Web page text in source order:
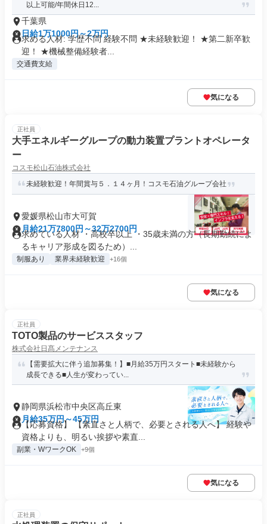
以上可能/年間休日12...
千葉県
日給1万1000円～2万円
求める人材: 学歴不問 経験不問 ★未経験歓迎！ ★第二新卒歓
迎！ ★機械整備経験者...
交通費支給
気になる
正社員
大手エネルギーグループの動力装置プラントオペレータ
ー
コスモ松山石油株式会社
未経験歓迎！年間賞与５．１４ヶ月！コスモ石油グループ会社
愛媛県松山市大可賀
月給21万7800円～32万2700円
求めている人材 ・高校卒以上 ・35歳未満の方（長期勤続によ
るキャリア形成を図るため）...
制服あり 業界未経験歓迎 +16個
気になる
正社員
TOTO製品のサービススタッフ
株式会社日髙メンテナンス
【需要拡大に伴う追加募集！】■月給35万円スタート■未経験から
成長できる■人生が変わってい...
静岡県浜松市中央区高丘東
月給35万円～45万円
【応募資格】 【素直さと人柄で、必要とされる人へ】 経験や
資格よりも、明るい挨拶や素直...
副業・WワークOK +9個
気になる
正社員